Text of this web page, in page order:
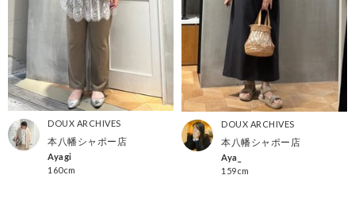
DOUX ARCHIVES
本八幡シャポー店
Ayagi
160cm
DOUX ARCHIVES
本八幡シャポー店
Aya_
159cm